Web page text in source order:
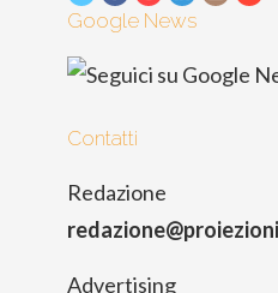
Google News
Contatti
Redazione
Advertising